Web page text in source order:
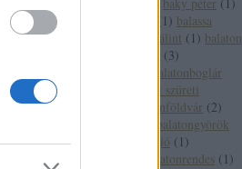
1 ) balassa
balassi bálint ( 1 ) balaton
(3)
balatonboglár
balatonboglári szüreti
balatonföldvár (2)
balatongyörök
(4 balatoni borrégió ( 1 )
balatonrendes ( 1 )